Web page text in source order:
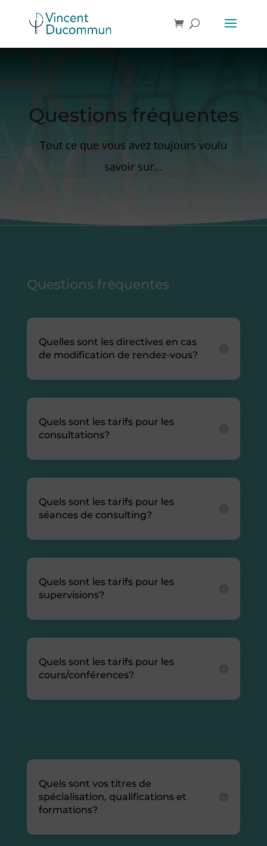
Questions fréquentes
Tout ce que vous avez toujours voulu
savoir sur…
Questions fréquentes
Quelles sont les directives en cas
de modification de rendez-vous?
Quels sont les tarifs pour les
consultations?
Quels sont les tarifs pour les
séances de consulting?
Quels sont les tarifs pour les
supervisions?
Quels sont les tarifs pour les
cours/conférences?
Quels sont vos titres de
spécialisation, qualifications et
formations?